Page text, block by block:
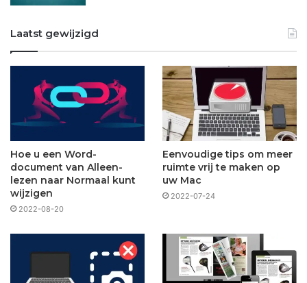
Laatst gewijzigd
Hoe u een Word-
document van Alleen-
lezen naar Normaal kunt
wijzigen
2022-08-20
Eenvoudige tips om meer
ruimte vrij te maken op
uw Mac
2022-07-24